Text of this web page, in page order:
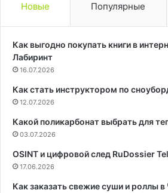
Новые Популярные
Как выгодно покупать книги в
Лабиринт
16.07.2026
Как стать инструктором по
12.07.2026
Какой поликарбонат выбрать для
03.07.2026
OSINT и цифровой след RuDossier
17.06.2026
Как заказать свежие суши и роллы